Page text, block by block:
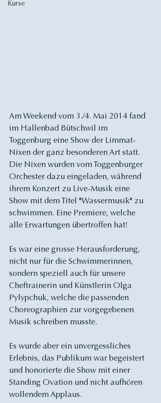
Kurse
Am Weekend vom 3./4. Mai 2014 fand
im Hallenbad Bütschwil im
Toggenburg eine Show der Limmat-
Nixen der ganz besonderen Art statt.
Die Nixen wurden vom Toggenburger
Orchester dazu eingeladen, während
ihrem Konzert zu Live-Musik eine
Show mit dem Titel "Wassermusik" zu
schwimmen. Eine Premiere, welche
alle Erwartungen übertroffen hat!
Es war eine grosse Herausforderung,
nicht nur für die Schwimmerinnen,
sondern speziell auch für unsere
Cheftrainerin und Künstlerin Olga
Pylypchuk, welche die passenden
Choreographien zur vorgegebenen
Musik schreiben musste.
Es wurde aber ein unvergessliches
Erlebnis, das Publikum war begeistert
und honorierte die Show mit einer
Standing Ovation und nicht aufhören
wollendem Applaus.